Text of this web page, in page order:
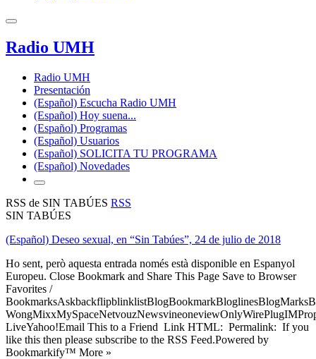
Radio UMH
Radio UMH
Presentación
(Español) Escucha Radio UMH
(Español) Hoy suena...
(Español) Programas
(Español) Usuarios
(Español) SOLICITA TU PROGRAMA
(Español) Novedades
RSS de SIN TABÚES RSS
SIN TABÚES
(Español) Deseo sexual, en “Sin Tabúes”, 24 de julio de 2018
Ho sent, però aquesta entrada només està disponible en Espanyol
Europeu. Close Bookmark and Share This Page Save to Browser
Favorites /
LiveYahoo!Email This to a Friend Link HTML: Permalink: If you
like this then please subscribe to the RSS Feed.Powered by
Bookmarkify™ More »